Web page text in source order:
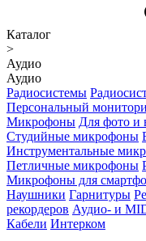
Каталог
>
Аудио
Аудио
Радиосистемы
Персональный
Микрофоны Для фото и
Студийные микрофоны
Инструментальные
Петличные микрофоны
Микрофоны для
Наушники Гарнитуры
рекордеров Аудио- и
Кабели Интерком